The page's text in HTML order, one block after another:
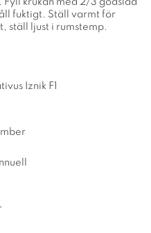
fuktigt. Ställ varmt för
ställ ljust i rumstemp.
Iznik F1